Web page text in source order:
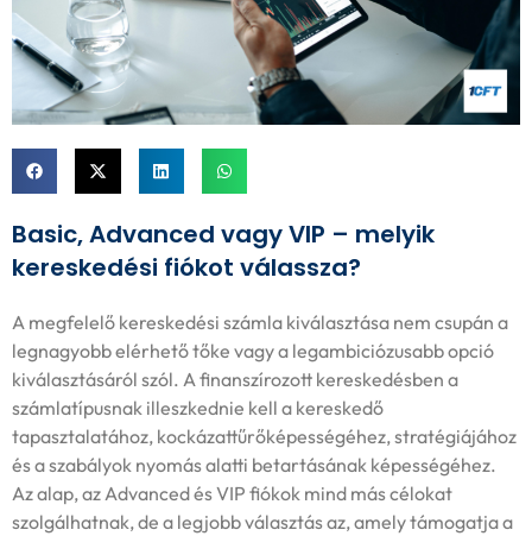
Basic, Advanced vagy VIP – melyik
kereskedési fiókot válassza?
A megfelelő kereskedési számla kiválasztása nem csupán a
legnagyobb elérhető tőke vagy a legambiciózusabb opció
kiválasztásáról szól. A finanszírozott kereskedésben a
számlatípusnak illeszkednie kell a kereskedő
tapasztalatához, kockázattűrőképességéhez, stratégiájához
és a szabályok nyomás alatti betartásának képességéhez.
Az alap, az Advanced és VIP fiókok mind más célokat
szolgálhatnak, de a legjobb választás az, amely támogatja a